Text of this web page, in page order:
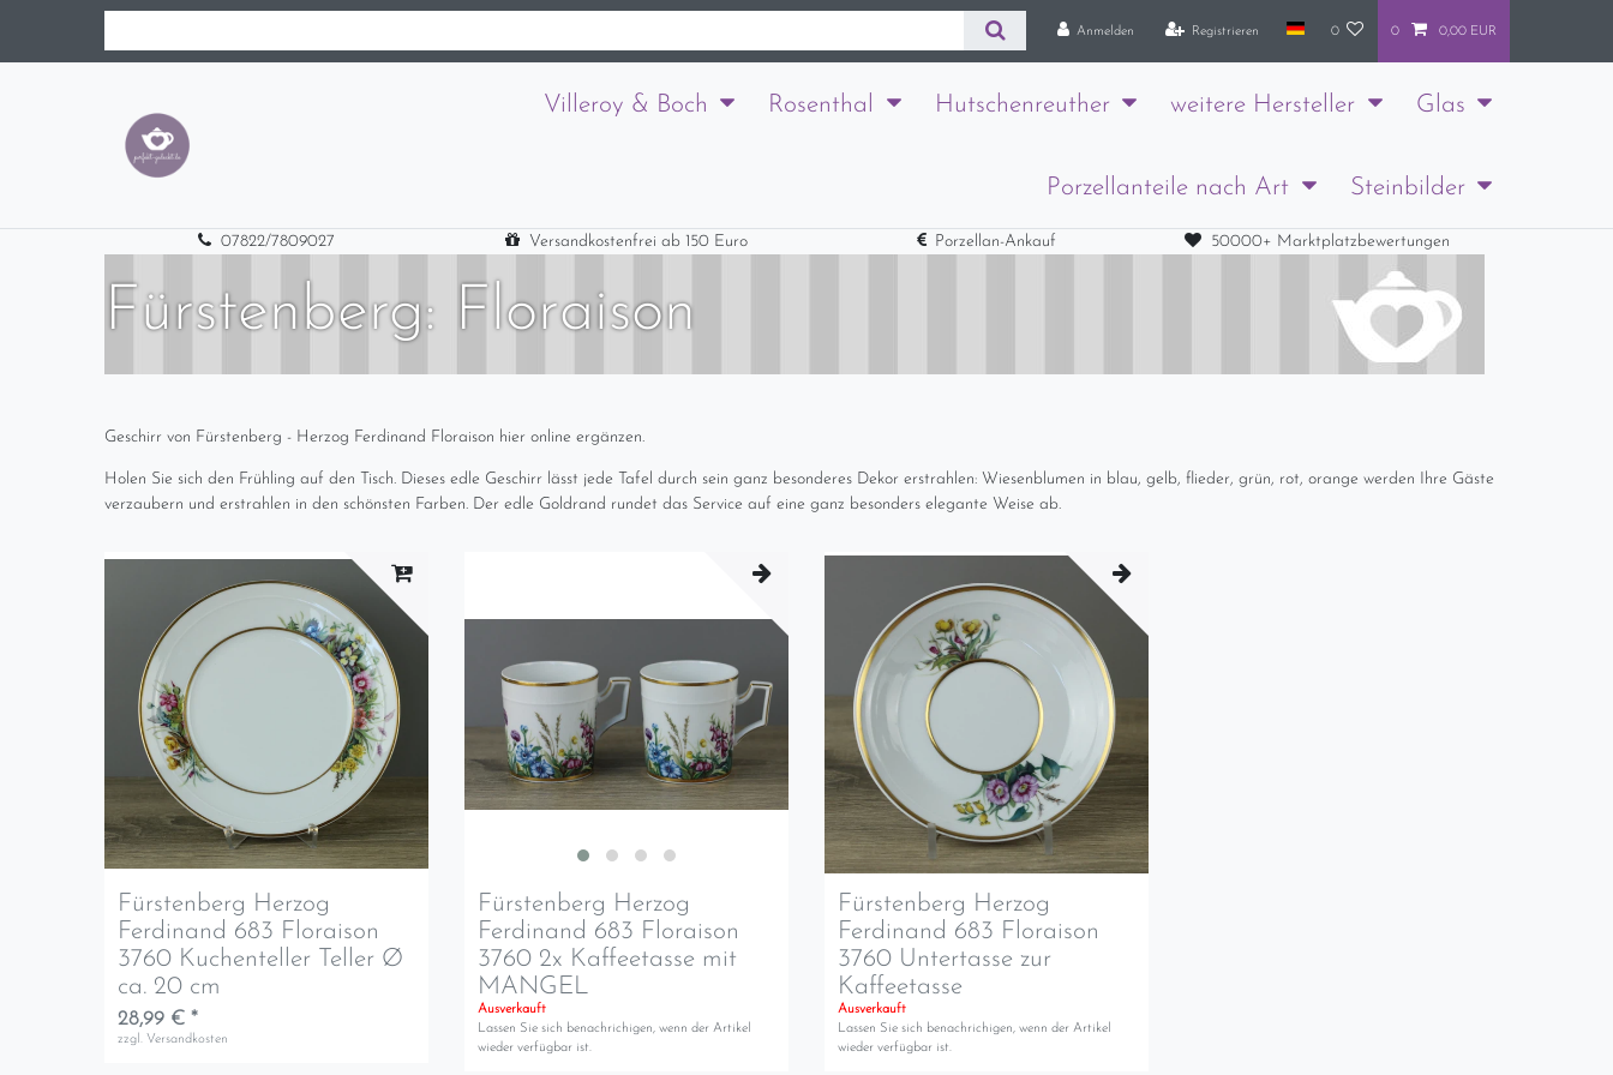
Anmelden Registrieren 0 0 0,00 EUR
Villeroy & Boch Rosenthal Hutschenreuther weitere Hersteller Glas
Porzellanteile nach Art Steinbilder
07822/7809027 Versandkostenfrei ab 150 Euro Porzellan-Ankauf 50000+ Marktplatzbewertungen
Fürstenberg: Floraison
Geschirr von Fürstenberg - Herzog Ferdinand Floraison hier online ergänzen.
Holen Sie sich den Frühling auf den Tisch. Dieses edle Geschirr lässt jede Tafel durch sein ganz besonderes Dekor erstrahlen: Wiesenblumen in blau, gelb, flieder, grün, rot, orange werden Ihre Gäste
verzaubern und erstrahlen in den schönsten Farben. Der edle Goldrand rundet das Service auf eine ganz besonders elegante Weise ab.
Fürstenberg Herzog
Ferdinand 683 Floraison
3760 Kuchenteller Teller Ø
ca. 20 cm
28,99 € *
zzgl. Versandkosten
Fürstenberg Herzog
Ferdinand 683 Floraison
3760 2x Kaffeetasse mit
MANGEL
Ausverkauft
Lassen Sie sich benachrichigen, wenn der Artikel
wieder verfügbar ist.
Fürstenberg Herzog
Ferdinand 683 Floraison
3760 Untertasse zur
Kaffeetasse
Ausverkauft
Lassen Sie sich benachrichigen, wenn der Artikel
wieder verfügbar ist.